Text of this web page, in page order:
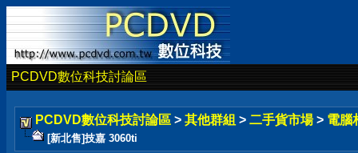
PCDVD數位科技討論區
PCDVD數位科技討論區 > 其他群組 > 二手貨市場 > 電腦
[新北售]技嘉 3060ti